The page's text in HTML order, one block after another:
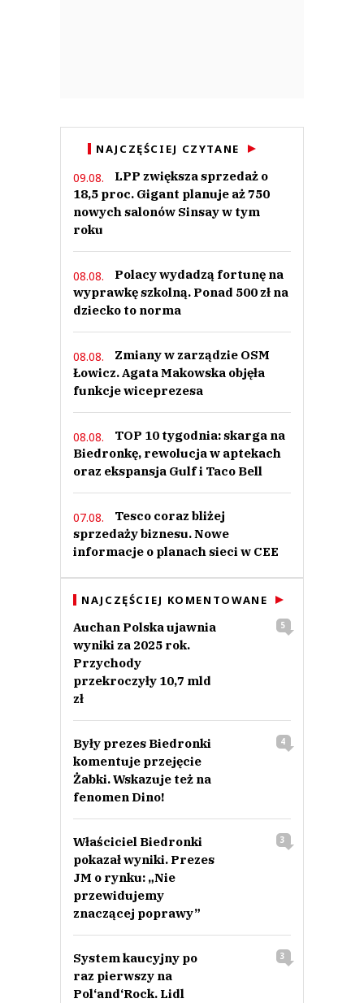
NAJCZĘŚCIEJ CZYTANE
09.08.
LPP zwiększa sprzedaż o
18,5 proc. Gigant planuje aż 750
nowych salonów Sinsay w tym
roku
08.08.
Polacy wydadzą fortunę na
wyprawkę szkolną. Ponad 500 zł na
dziecko to norma
08.08.
Zmiany w zarządzie OSM
Łowicz. Agata Makowska objęła
funkcje wiceprezesa
08.08.
TOP 10 tygodnia: skarga na
Biedronkę, rewolucja w aptekach
oraz ekspansja Gulf i Taco Bell
07.08.
Tesco coraz bliżej
sprzedaży biznesu. Nowe
informacje o planach sieci w CEE
NAJCZĘŚCIEJ KOMENTOWANE
Auchan Polska ujawnia
wyniki za 2025 rok.
Przychody
przekroczyły 10,7 mld
zł
5
Były prezes Biedronki
komentuje przejęcie
Żabki. Wskazuje też na
fenomen Dino!
4
Właściciel Biedronki
pokazał wyniki. Prezes
JM o rynku: „Nie
przewidujemy
znaczącej poprawy”
3
System kaucyjny po
raz pierwszy na
Pol‘and‘Rock. Lidl
3